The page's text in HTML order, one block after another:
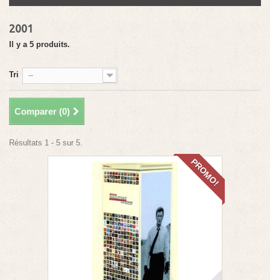
2001
Il y a 5 produits.
Tri --
Comparer (0)
Résultats 1 - 5 sur 5.
PROMO!